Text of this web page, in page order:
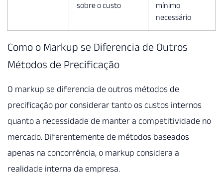
sobre o custo
mínimo
necessário
Como o Markup se Diferencia de Outros
Métodos de Precificação
O markup se diferencia de outros métodos de
precificação por considerar tanto os custos internos
quanto a necessidade de manter a competitividade no
mercado. Diferentemente de métodos baseados
apenas na concorrência, o markup considera a
realidade interna da empresa.